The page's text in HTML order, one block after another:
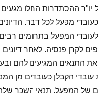
ההסתדרות החלו
מפעל לכל דבר.
המפעל בתחומים
לקרן פנסיה. לאחר
התנאים המגיעים להם
הקבלן כעובדים מן
של המפעל. תנאי השכר